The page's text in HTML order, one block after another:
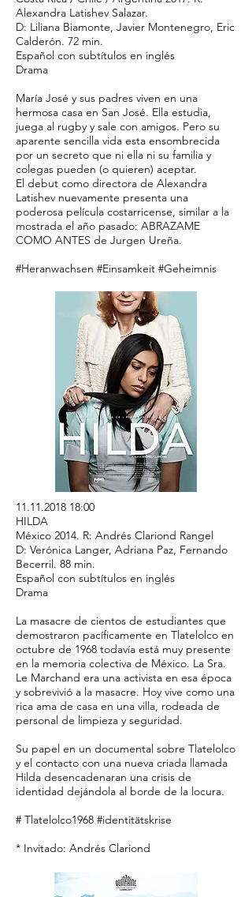
Alexandra Latishev Salazar.
D: Liliana Biamonte, Javier Montenegro, Eric
Calderón. 72 min.
Español con subtítulos en inglés
Drama
María José y sus padres viven en una
hermosa casa en San José. Ella estudia,
juega al rugby y sale con amigos. Pero su
aparente sencilla vida esta ensombrecida
por un secreto que ni ella ni su familia y
colegas pueden (o quieren) aceptar.
El debut como directora de Alexandra
Latishev nuevamente presenta una
poderosa película costarricense, similar a la
mostrada el año pasado: ABRAZAME
COMO ANTES de Jurgen Ureña.
#Heranwachsen #Einsamkeit #Geheimnis
11.11.2018 18:00
HILDA
México 2014. R: Andrés Clariond Rangel
D: Verónica Langer, Adriana Paz, Fernando
Becerril. 88 min.
Español con subtítulos en inglés
Drama
La masacre de cientos de estudiantes que
demostraron pacíficamente en Tlatelolco en
octubre de 1968 todavía está muy presente
en la memoria colectiva de México. La Sra.
Le Marchand era una activista en esa época
y sobrevivió a la masacre. Hoy vive como una
rica ama de casa en una villa, rodeada de
personal de limpieza y seguridad.
Su papel en un documental sobre Tlatelolco
y el contacto con una nueva criada llamada
Hilda desencadenaran una crisis de
identidad dejándola al borde de la locura.
# Tlatelolco1968 #identitätskrise
* Invitado: Andrés Clariond